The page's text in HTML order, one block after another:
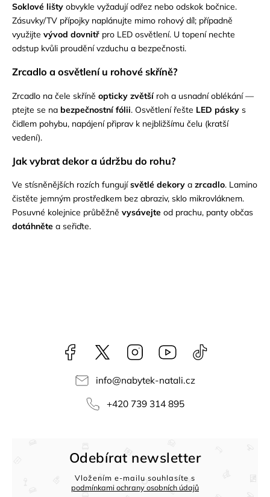
Soklové lišty obvykle vyžadují odřez nebo odskok bočnice.
Zásuvky/TV přípojky naplánujte mimo rohový díl; případně
využijte vývod dovnitř pro LED osvětlení. U topení nechte
odstup kvůli proudění vzduchu a bezpečnosti.
Zrcadlo a osvětlení u rohové skříně?
Zrcadlo na čele skříně opticky zvětšíroh a usnadní oblékání —
ptejte se na bezpečnostní fólii. Osvětlení řešte LED pásky s
čidlem pohybu, napájení připrav k nejbližšímu čelu (kratší
vedení).
Jak vybrat dekor a údržbu do rohu?
Ve stísněnějších rozích fungujísvětlé dekory a zrcadlo. Lamino
čistěte jemným prostředkem bez abraziv, sklo mikrovláknem.
Posuvné kolejnice průběžně vysávejte od prachu, panty občas
dotáhněte a seřiďte.
Facebook NataliNabytek
Instagram YouTube
info@nabytek-natali.cz
+420 739 314 895
Odebírat newsletter
Vložením e-mailu souhlasíte s
podmínkami ochrany osobních údajů